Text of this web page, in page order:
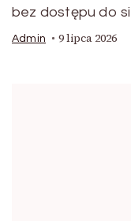
bez dostępu do
Admin 9 lipca 2026